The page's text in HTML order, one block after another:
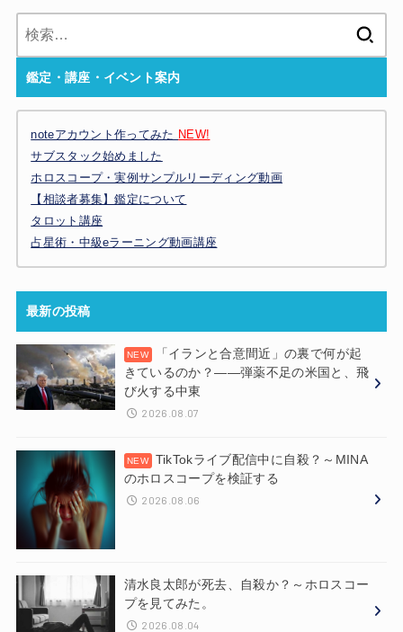
鑑定・講座・イベント案内
noteアカウント作ってみた NEW!
サブスタック始めました
ホロスコープ・実例サンプルリーディング動画
【相談者募集】鑑定について
タロット講座
占星術・中級eラーニング動画講座
最新の投稿
「イランと合意間近」の裏で何が起
きているのか？——弾薬不足の米国と、飛
び火する中東
2026.08.07
TikTokライブ配信中に自殺？～MINA
のホロスコープを検証する
2026.08.06
清水良太郎が死去、自殺か？～ホロスコー
プを見てみた。
2026.08.04